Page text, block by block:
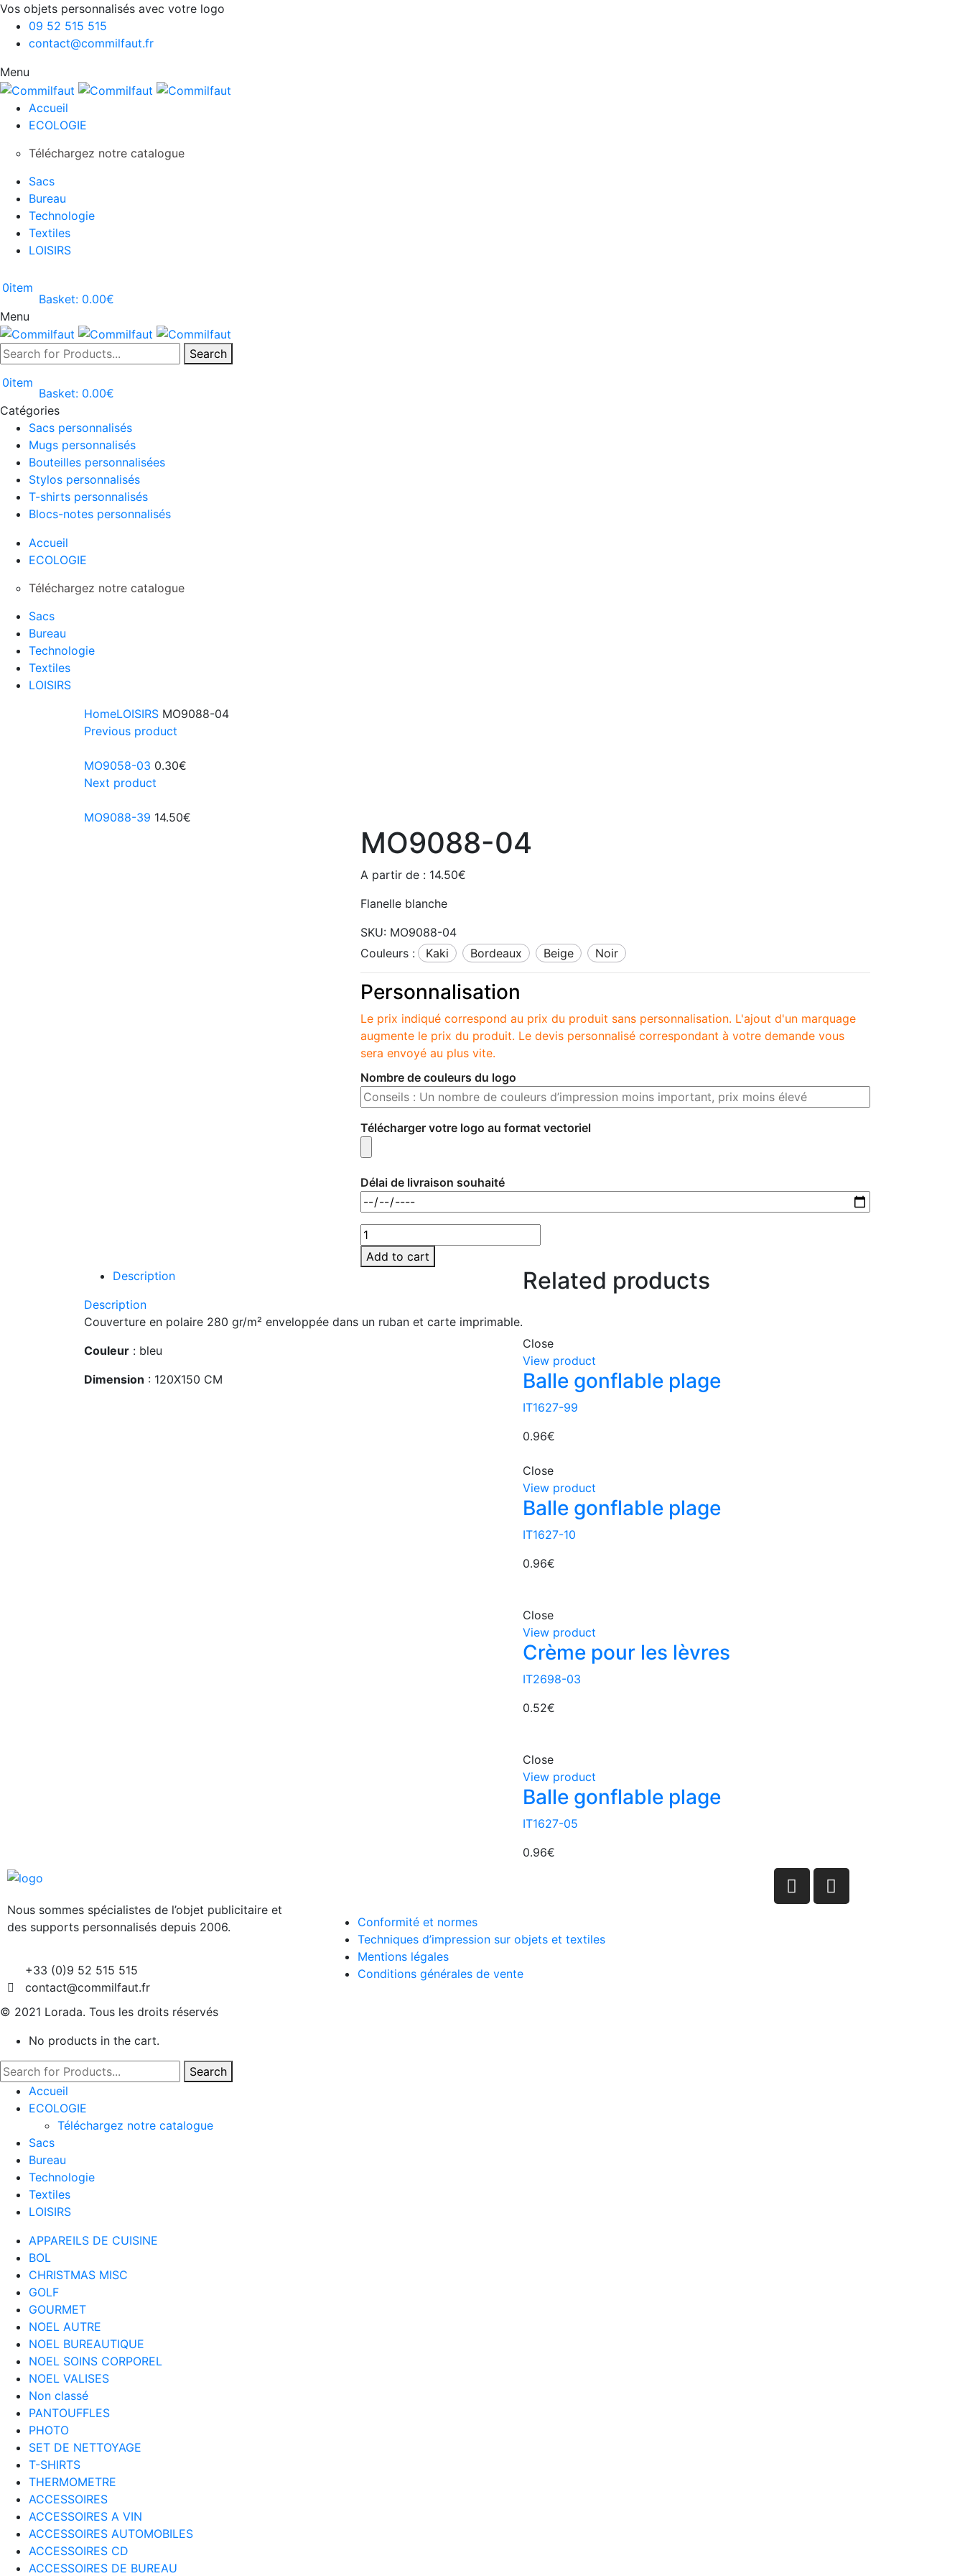
Vos objets personnalisés avec votre logo
09 52 515 515
contact@commilfaut.fr
Menu
Accueil
ECOLOGIE
Téléchargez notre catalogue
Sacs
Bureau
Technologie
Textiles
LOISIRS
0item
Basket: 0.00€
Menu
Search
0item
Basket: 0.00€
Catégories
Sacs personnalisés
Mugs personnalisés
Bouteilles personnalisées
Stylos personnalisés
T-shirts personnalisés
Blocs-notes personnalisés
Accueil
ECOLOGIE
Téléchargez notre catalogue
Sacs
Bureau
Technologie
Textiles
LOISIRS
HomeLOISIRS MO9088-04
Previous product
MO9058-03 0.30€
Next product
MO9088-39 14.50€
MO9088-04
A partir de : 14.50€
Flanelle blanche
SKU: MO9088-04
Couleurs :
kaki bordeaux beige noir
Personnalisation
Le prix indiqué correspond au prix du produit sans personnalisation. L'ajout d'un marquage
augmente le prix du produit. Le devis personnalisé correspondant à votre demande vous
sera envoyé au plus vite.
Nombre de couleurs du logo
Télécharger votre logo au format vectoriel
Délai de livraison souhaité
Add to cart
Description
Description
Couverture en polaire 280 gr/m² enveloppée dans un ruban et carte imprimable.
Couleur : bleu
Dimension : 120X150 CM
Related products
Close
View product
Balle gonflable plage
IT1627-99
0.96€
Close
View product
Balle gonflable plage
IT1627-10
0.96€
Close
View product
Crème pour les lèvres
IT2698-03
0.52€
Close
View product
Balle gonflable plage
IT1627-05
0.96€
Nous sommes spécialistes de l’objet publicitaire et
des supports personnalisés depuis 2006.
+33 (0)9 52 515 515
contact@commilfaut.fr
Conformité et normes
Techniques d’impression sur objets et textiles
Mentions légales
Conditions générales de vente
© 2021 Lorada. Tous les droits réservés
No products in the cart.
Search
Accueil
ECOLOGIE
Téléchargez notre catalogue
Sacs
Bureau
Technologie
Textiles
LOISIRS
APPAREILS DE CUISINE
BOL
CHRISTMAS MISC
GOLF
GOURMET
NOEL AUTRE
NOEL BUREAUTIQUE
NOEL SOINS CORPOREL
NOEL VALISES
Non classé
PANTOUFFLES
PHOTO
SET DE NETTOYAGE
T-SHIRTS
THERMOMETRE
ACCESSOIRES
ACCESSOIRES A VIN
ACCESSOIRES AUTOMOBILES
ACCESSOIRES CD
ACCESSOIRES DE BUREAU